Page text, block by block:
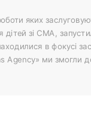
яких
дітей зі СМА,
в фокусі
Agency» ми змогли